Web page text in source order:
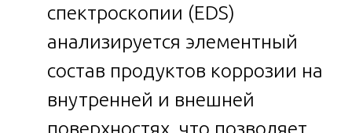
спектроскопии (EDS)
анализируется элементный
состав продуктов коррозии на
внутренней и внешней
поверхностях, что позволяет